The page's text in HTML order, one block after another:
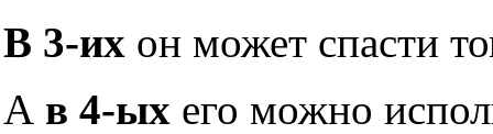
В 3-их он может спасти
А в 4-ых его можно